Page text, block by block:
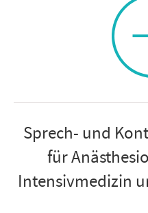
Sprech- und
für
Intensivmedizin